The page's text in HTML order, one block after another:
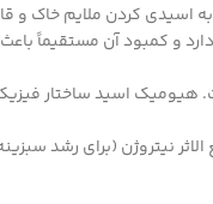
اسیدی کردن ملایم خاک و
و کمبود آن مستقیماً
اسید ساختار
نیتروژن (برای رشد